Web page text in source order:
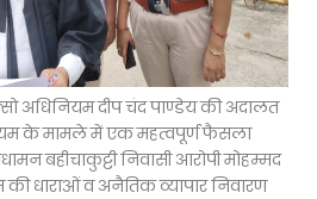
अधिनियम दीप चंद पाण्डेय की अदालत
के मामले में एक महत्वपूर्ण फैसला
बहीचाकुट्टी निवासी आरोपी मोहम्मद
धाराओं व अनैतिक व्यापार निवारण